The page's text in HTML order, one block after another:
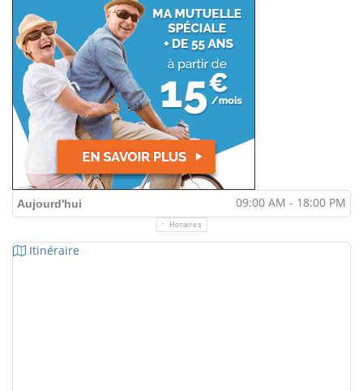
Aujourd'hui 09:00 AM - 18:00 PM
Horaires
Itinéraire